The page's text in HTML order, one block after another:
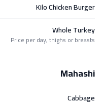
Kilo Chicken Burger
Whole Turkey
Price per day, thighs or breasts
Mahashi
Cabbage